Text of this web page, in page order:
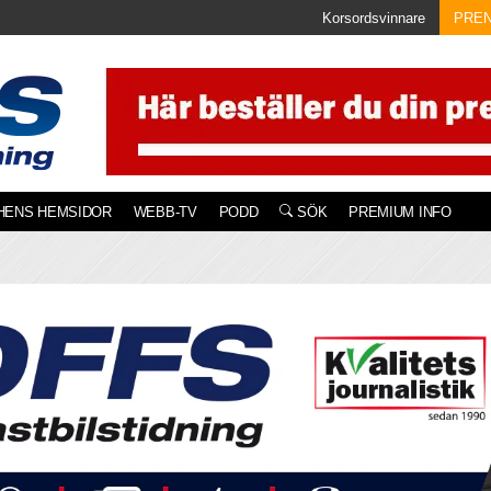
Korsordsvinnare
HEMSIDOR WEBB-TV PODD SÖK PREMIUM INFO